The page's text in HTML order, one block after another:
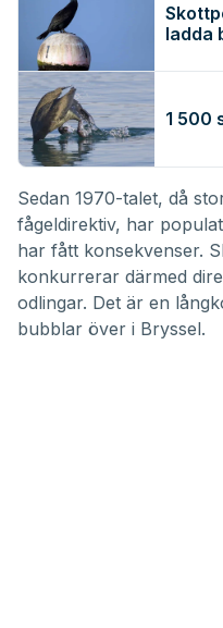
ladda
1 500
Sedan 1970-talet, då
fågeldirektiv, har
har fått konsekvenser.
konkurrerar därmed
odlingar. Det är en
bubblar över i Bryssel.